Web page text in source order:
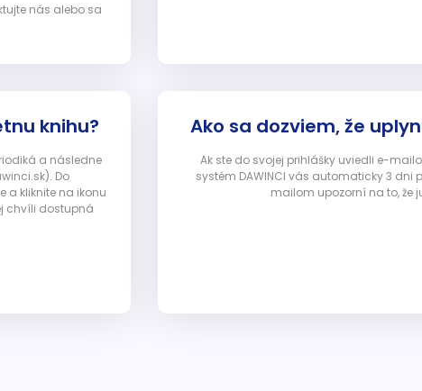
nás alebo sa
knihu?
a následne
Do
kliknite na ikonu
chvíli dostupná
Ako sa dozviem, že
Ak ste do svojej prihlášky uviedli e-
systém DAWINCI vás automaticky 3
mailom upozorní na to, že